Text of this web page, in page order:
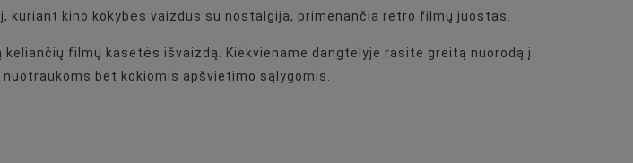
kino kokybės vaizdus su nostalgija, primenančia retro filmų juostas.
filmų kasetės išvaizdą. Kiekviename dangtelyje rasite greitą nuorodą į
bet kokiomis apšvietimo sąlygomis.